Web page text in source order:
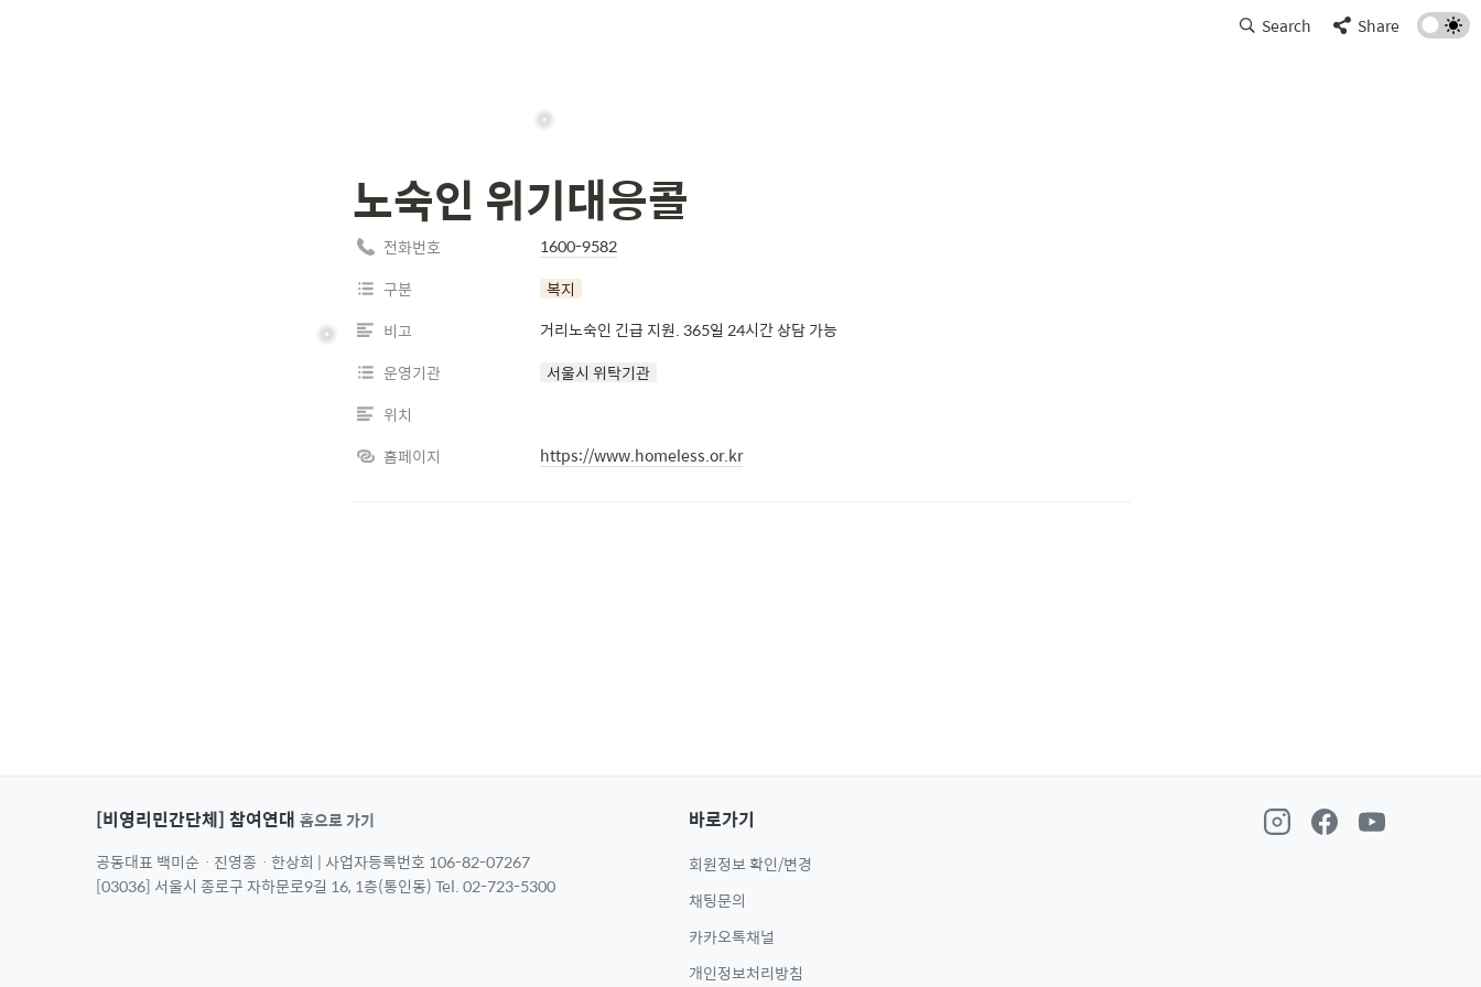
Search Share
노숙인 위기대응콜
전화번호
1600-9582
구분
복지
비고
거리노숙인 긴급 지원. 365일 24시간 상담 가능
운영기관
서울시 위탁기관
위치
홈페이지
https://www.homeless.or.kr
[비영리민간단체] 참여연대 홈으로 가기
공동대표 백미순ㆍ진영종ㆍ한상희 | 사업자등록번호 106-82-07267
[03036] 서울시 종로구 자하문로9길 16, 1층(통인동) Tel. 02-723-5300
바로가기
회원정보 확인/변경
채팅문의
카카오톡채널
개인정보처리방침